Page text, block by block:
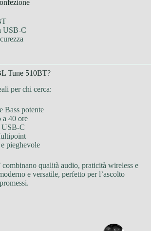
USB-C
Tune 510BT?
per chi cerca:
Bass potente
a 40 ore
USB-C
pieghevole
combinano qualità audio, praticità wireless e
e versatile, perfetto per l’ascolto